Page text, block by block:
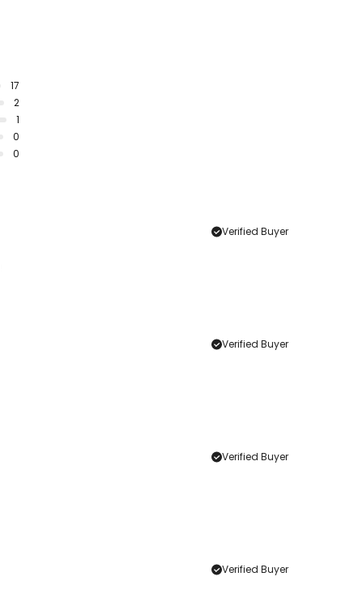
17
2
1
0
0
Verified Buyer
Verified Buyer
Verified Buyer
Verified Buyer